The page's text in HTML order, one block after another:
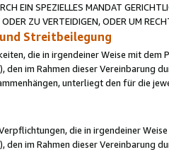
EIN SPEZIELLES MANDAT
ZU VERTEIDIGEN, ODER UM
Streitbeilegung
die in irgendeiner Weise mit
den im Rahmen dieser Vereinbarung
unterliegt den für die
die in irgendeiner
den im Rahmen dieser Vereinbarung